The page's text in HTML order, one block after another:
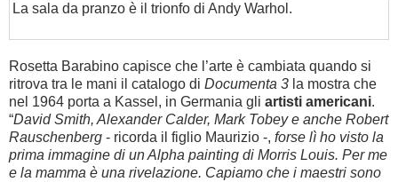
La sala da pranzo è il trionfo di Andy Warhol.
Rosetta Barabino capisce che l’arte è cambiata quando si
ritrova tra le mani il catalogo di Documenta 3 la mostra che
nel 1964 porta a Kassel, in Germania gli artisti americani.
“David Smith, Alexander Calder, Mark Tobey e anche Robert
Rauschenberg - ricorda il figlio Maurizio -, forse lì ho visto la
prima immagine di un Alpha painting di Morris Louis. Per me
e la mamma è una rivelazione. Capiamo che i maestri sono